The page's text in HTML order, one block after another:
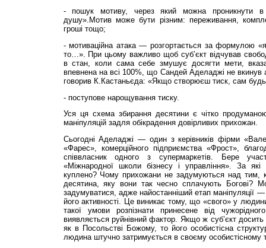
- пошук мотиву, через який можна проникнути в
душу».Мотив може бути різним: переживання,
гроші тощо;
- мотиваційна атака — розгортається за формулою
то…». При цьому важливо щоб суб’єкт відчував
в стан, коли сама себе змушує досягти мети,
впевнена на всі 100%, що Сандей Аделаджі не вкинув
говорив К.Кастаньєда: «Якщо створюєш тиск, сам
- поступове нарощування тиску.
Уся ця схема збирання десятини є чітко
маніпуляцій задля обікрадення довірливих прихожан.
Сьогодні Аделаджі — один з керівників фірми
«Фарес», комерційного підприємства «Фрост»,
співвласник одного з супермаркетів. Бере
«Міжнародної школи бізнесу і управління». За
куплено? Чому прихожани не задумуються над тим,
десятина, яку вони так чесно сплачують Богові?
задумуватися, адже найостанніший етап маніпуляції —
його активності. Це виникає тому, що «свого» у
такої умови розпізнати принесене від
виявляється руйнівний фактор. Якщо ж суб’єкт досить
як в Посольстві Божому, то його особистісна
людина штучно затримується в своєму особистісному